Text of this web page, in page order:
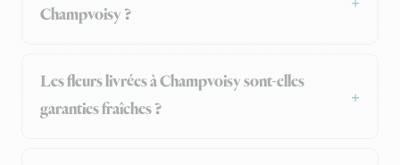
Champvoisy ?
Les fleurs livrées à Champvoisy sont-elles
garanties fraîches ?